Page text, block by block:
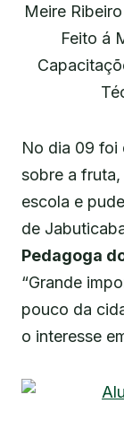
Meire
Feito á
No dia 09 foi
sobre a fruta,
escola e
de
Pedagoga
“Grande
pouco da
o interesse